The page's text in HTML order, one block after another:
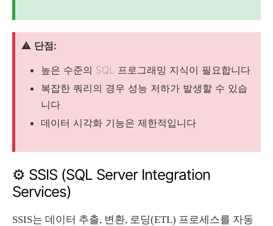
⚠️ 단점:
높은 수준의 SQL 프로그래밍 지식이 필요합니다.
복잡한 쿼리의 경우 성능 저하가 발생할 수 있습
니다.
데이터 시각화 기능은 제한적입니다.
⚙️ SSIS (SQL Server Integration
Services)
SSIS는 데이터 추출, 변환, 로딩(ETL) 프로세스를 자동